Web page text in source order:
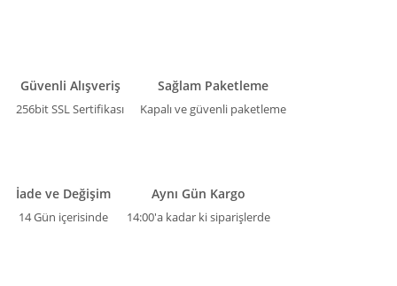
Güvenli Alışveriş
256bit SSL Sertifikası
Sağlam Paketleme
Kapalı ve güvenli paketleme
İade ve Değişim
14 Gün içerisinde
Aynı Gün Kargo
14:00'a kadar ki siparişlerde